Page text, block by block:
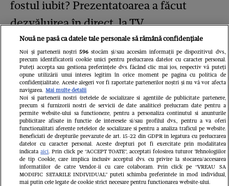
Cum a fost Denise Rifai înșelată de
fostul iubit? Prezentatoarea a făcut
dezvăluirea în direct, la TV
Libertatea.ro
Nouă ne pasă ca datele tale personale să rămână confidențiale
Noi și partenerii noștri 596stocăm și/sau accesăm informații pe dispozitivul dvs.,
precum identificatorii cookie unici pentru prelucrarea datelor cu caracter personal.
Puteți accepta sau gestiona preferințele dvs. făcând clic mai jos, respectiv vă puteți
opune utilizării unui interes legitim în orice moment pe pagina cu politica de
confidențialitate. Aceste alegeri vor fi raportate partenerilor noștri și nu vă vor afecta
navigarea. Mai multe detalii
Noi si partenerii nostri (retelele de socializare si agentiile de publicitate partenere,
precum si furnizorii nostri de servicii de date analitice) prelucram date pentru a
permite website-ului sa functioneze, pentru a personaliza continutul si anunturile
publicitare afisate in functie de interesele si/sau profilul dvs., pentru a va oferi
functionalitati aferente retelelor de socializare si pentru a analiza traficul pe website.
Beneficiati de drepturile prevazute de art. 15-22 din GDPR in legatura cu prelucrarea
datelor cu caracter personal. Aceste drepturi pot fi exercitate prin modalitatea
indicataaici. Prin click pe “ACCEPT TOATE”, acceptati folosirea tuturor Tehnologiilor
de tip Cookie, care implica inclusiv acceptul dvs. cu privire la stocarea/accesarea
informatiilor de catre Vendor-ii cu care colaboram. Prin click pe “VREAU SA
MODIFIC SETARILE INDIVIDUAL” puteti schimba preferintele in mod individual,
mai putin cele legate de cookie strict necesare pentru functionarea website-ului.